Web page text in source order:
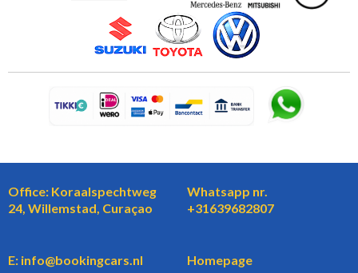
Office: Koraalspechtweg
24, Willemstad, Curaçao
Whatsapp nr.
+31639682807
E: info@bookingcars.nl Homepage